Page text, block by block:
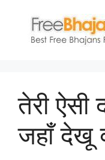
content
तेरी ऐसी
जहाँ देखू